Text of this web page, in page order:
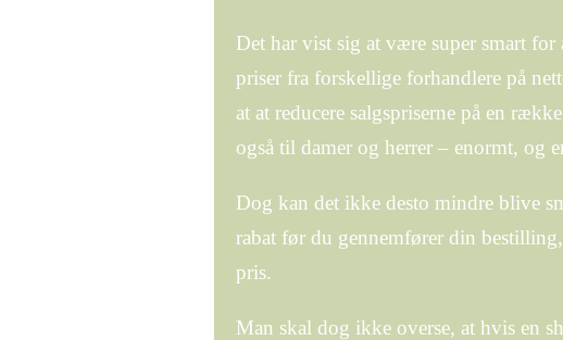
Det har vist sig at være super smart
priser fra forskellige forhandlere på
at at reducere salgspriserne på en
også til damer og herrer – enormt, og
Dog kan det ikke desto mindre blive
rabat før du gennemfører din
pris.
Man skal dog ikke overse, at hvis en